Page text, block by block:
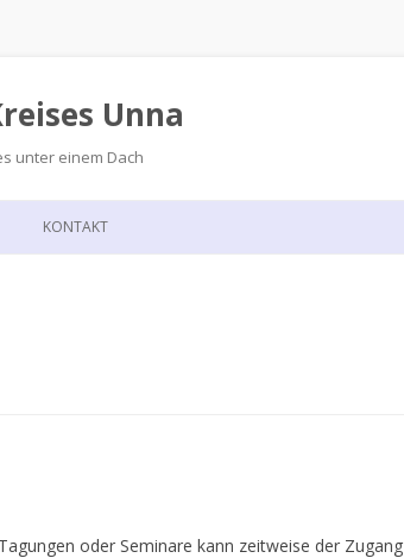
Unna
unter einem Dach
Zum
KONTAKT
oder Seminare kann zeitweise der Zugang